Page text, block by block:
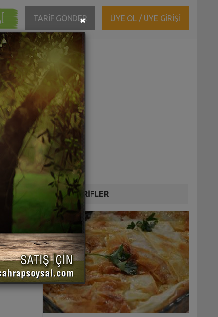
TARİF GÖNDER ÜYE OL / ÜYE GİRİŞİ
DİĞER TARİFLER
×Close